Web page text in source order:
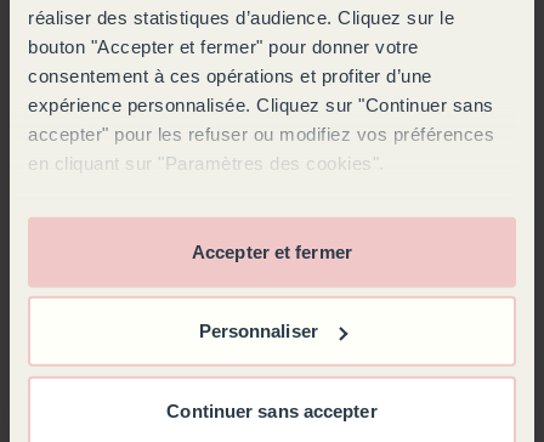
réaliser des statistiques d’audience. Cliquez sur le
bouton "Accepter et fermer" pour donner votre
consentement à ces opérations et profiter d’une
expérience personnalisée. Cliquez sur "Continuer sans
accepter" pour les refuser ou modifiez vos préférences
en cliquant sur "Paramètres des cookies".
Accepter et fermer
Personnaliser
Continuer sans accepter